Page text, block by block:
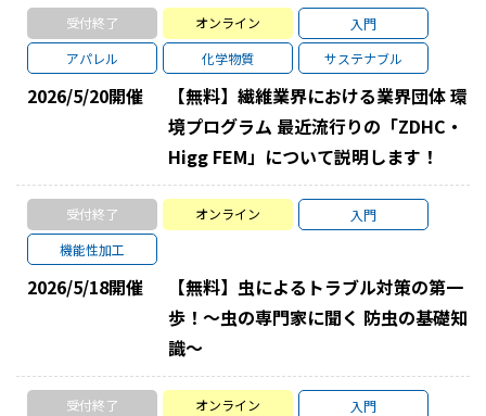
受付終了 オンライン
入門
アパレル
化学物質 サステナブル
2026/5/20開催
【無料】繊維業界における業界団体 環
境プログラム 最近流行りの「ZDHC・
Higg FEM」について説明します！
受付終了 オンライン
入門
機能性加工
2026/5/18開催
【無料】虫によるトラブル対策の第一
歩！～虫の専門家に聞く 防虫の基礎知
識～
受付終了 オンライン
入門